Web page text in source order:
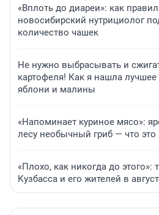
«Вплоть до диареи»: как
новосибирский нутрициолог
количество чашек
Не нужно выбрасывать и
картофеля! Как я нашла лучшее
яблони и малины
«Напоминает куриное мясо»:
лесу необычный гриб — что это
«Плохо, как никогда до этого»:
Кузбасса и его жителей в